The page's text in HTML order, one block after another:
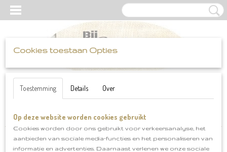
Inloggen Registreren UW WINKELWAGEN
Home >Scheepjes>Catona 50 gram>Catona 50 gram klnr 526
Cookies toestaan Opties
Toestemming Details Over
Op deze website worden cookies gebruikt
Cookies worden door ons gebruikt voor verkeersanalyse, het
aanbieden van sociale media-functies en het personaliseren van
informatie en advertenties. Daarnaast verlenen we onze sociale